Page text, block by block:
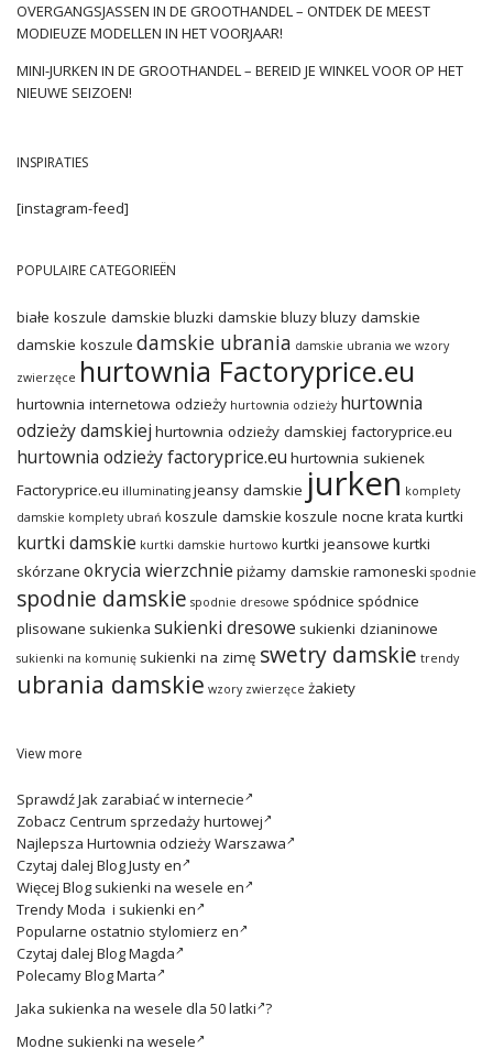
productie van multifunctionele kleding voor actieve, sportieve
vrouwen.Of uw klanten sport nu behandelen als springplank,
OVERGANGSJASSEN IN DE GROOTHANDEL – ONTDEK DE MEEST
MODIEUZE MODELLEN IN HET VOORJAAR!
MINI-JURKEN IN DE GROOTHANDEL – BEREID JE WINKEL VOOR OP HET
NIEUWE SEIZOEN!
INSPIRATIES
[instagram-feed]
POPULAIRE CATEGORIEËN
białe koszule damskie bluzki damskie bluzybluzy damskie
damskie koszule damskie ubrania damskie ubrania we wzory
zwierzęce hurtownia Factoryprice.eu
hurtownia internetowa odzieży hurtownia odzieży hurtownia
odzieży damskiej hurtownia odzieży damskiej factoryprice.eu
hurtownia odzieży factoryprice.eu hurtownia sukienek
Factoryprice.eu illuminating jeansy damskie jurken komplety
damskie komplety ubrań koszule damskie koszule nocne krata kurtki
kurtki damskie kurtki damskie hurtowo kurtki jeansowe kurtki
skórzane okrycia wierzchnie piżamy damskie ramoneski spodnie
spodnie damskie spodnie dresowe spódnice spódnice
plisowane sukienka sukienki dresowe sukienki dzianinowe
sukienki na komunię sukienki na zimę swetry damskie trendy
ubrania damskie wzory zwierzęce żakiety
View more
SprawdźJak zarabiać w internecie
Zobacz Centrum sprzedaży hurtowej
Najlepsza Hurtownia odzieży Warszawa
Czytaj dalej Blog Justy en
Więcej Blog sukienki na wesele en
TrendyModa i sukienki en
Popularne ostatnio stylomierz en
Czytaj dalej Blog Magda
PolecamyBlog Marta
Jaka sukienka na wesele dla 50 latki ?
Modne sukienki na wesele